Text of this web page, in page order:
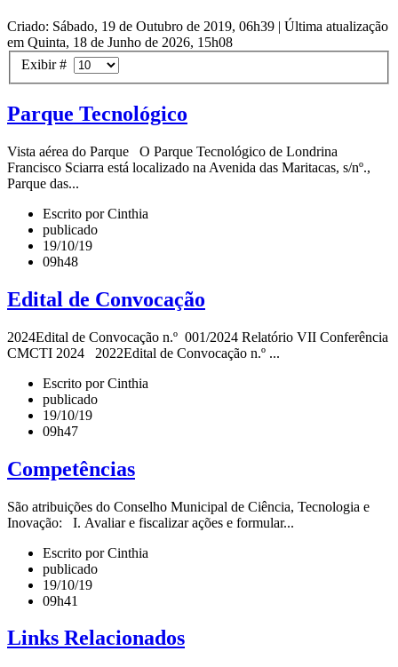
Criado: Sábado, 19 de Outubro de 2019, 06h39 | Última atualização
em Quinta, 18 de Junho de 2026, 15h08
Exibir #
Parque Tecnológico
Vista aérea do Parque O Parque Tecnológico de Londrina
Francisco Sciarra está localizado na Avenida das Maritacas, s/nº.,
Parque das...
Escrito por Cinthia
publicado
19/10/19
09h48
Edital de Convocação
2024Edital de Convocação n.º 001/2024 Relatório VII Conferência
CMCTI 2024 2022Edital de Convocação n.º ...
Escrito por Cinthia
publicado
19/10/19
09h47
Competências
São atribuições do Conselho Municipal de Ciência, Tecnologia e
Inovação: I. Avaliar e fiscalizar ações e formular...
Escrito por Cinthia
publicado
19/10/19
09h41
Links Relacionados